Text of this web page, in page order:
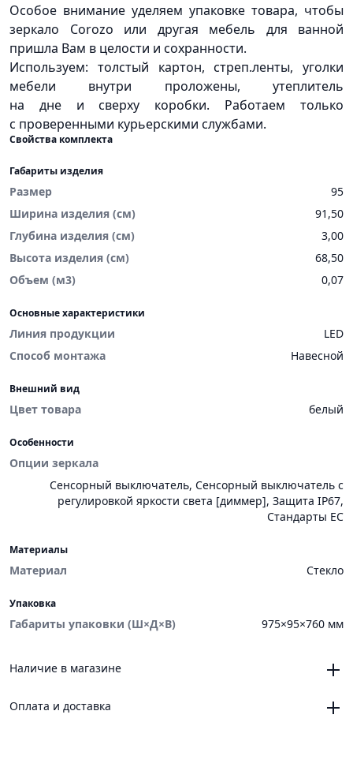
Особое внимание уделяем упаковке товара, чтобы
зеркало Corozo или другая мебель для ванной
пришла Вам в целости и сохранности.
Используем: толстый картон, стреп.ленты, уголки
мебели внутри проложены, утеплитель
на дне и сверху коробки. Работаем только
с проверенными курьерскими службами.
Свойства комплекта
Габариты изделия
Размер
95
Ширина изделия (см)
91,50
Глубина изделия (см)
3,00
Высота изделия (см)
68,50
Объем (м3)
0,07
Основные характеристики
Линия продукции
LED
Способ монтажа
Навесной
Внешний вид
Цвет товара белый
Особенности
Опции зеркала
Сенсорный выключатель, Сенсорный выключатель с
регулировкой яркости света [диммер], Защита IP67,
Стандарты ЕС
Материалы
Материал Стекло
Упаковка
Габариты упаковки (Ш×Д×В) 975×95×760 мм
Наличие в магазине
Троицкий тракт, 21, корпус 3, секция 6
3
Оплата и доставка